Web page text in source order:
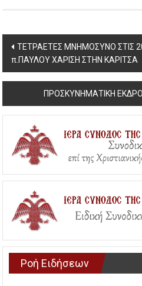
Post
navigation
ΤΕΤΡΑΕΤΕΣ ΜΝΗΜΟΣΥΝΟ ΣΤΙΣ
π.ΠΑΥΛΟΥ ΧΑΡΙΣΗ ΣΤΗΝ ΚΑΡΙΤΣΑ
ΠΡΟΣΚΥΝΗΜΑΤΙΚΗ
Ροή Ειδήσεων